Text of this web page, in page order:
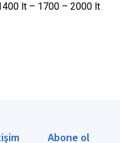
lt – 1700 – 2000 lt
Abone ol